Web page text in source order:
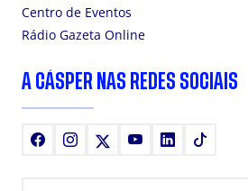
Centro de Eventos
Rádio Gazeta Online
A CÁSPER NAS REDES SOCIAIS
FacebookInstagram YoutubeLinkedIn